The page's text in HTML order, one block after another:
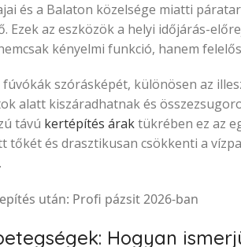
és a Balaton közelsége miatti
Ezek az eszközök a helyi időjárás-
kényelmi funkció, hanem
szórásképét, különösen az
alatt kiszáradhatnak és
távú kertépítés áraktükrében ez az
tőkét és drasztikusan csökkenti a
Hogyan